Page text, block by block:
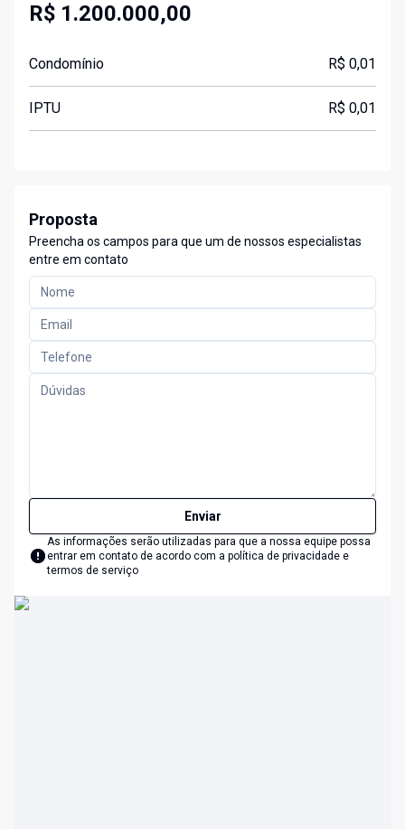
R$ 1.200.000,00
Condomínio R$ 0,01
IPTU R$ 0,01
Proposta
Preencha os campos para que um de nossos especialistas
entre em contato
Enviar
As informações serão utilizadas para que a nossa equipe possa
entrar em contato de acordo com a política de privacidade e
termos de serviço